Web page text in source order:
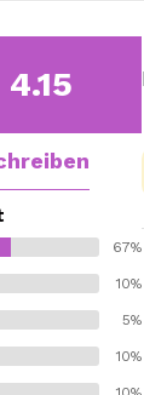
4.15
67%
10%
5%
10%